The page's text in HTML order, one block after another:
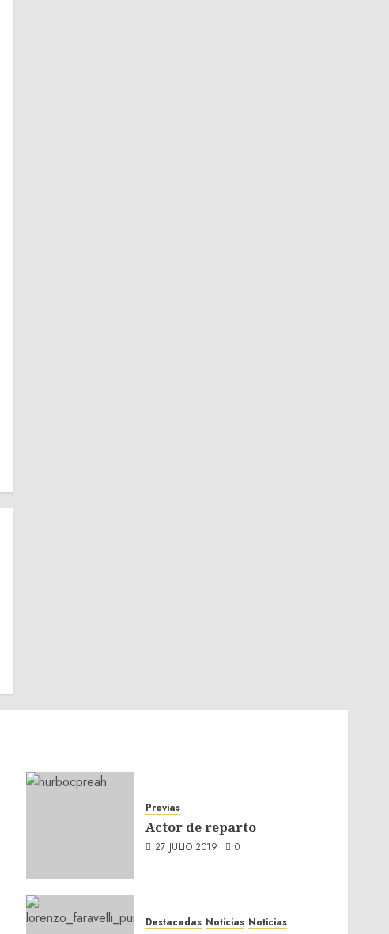
Previas
Actor de reparto
27 JULIO 2019 0
Destacadas Noticias Noticias